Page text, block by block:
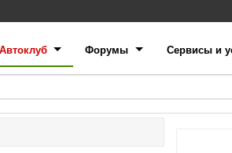
Автоклуб Форумы Сервисы и